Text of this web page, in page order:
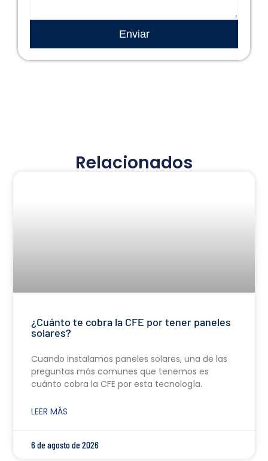
Enviar
Relacionados
¿Cuánto te cobra la CFE por tener paneles
solares?
Cuando instalamos paneles solares, una de las
preguntas más comunes que tenemos es
cuánto cobra la CFE por esta tecnología.
LEER MÁS
6 de agosto de 2026